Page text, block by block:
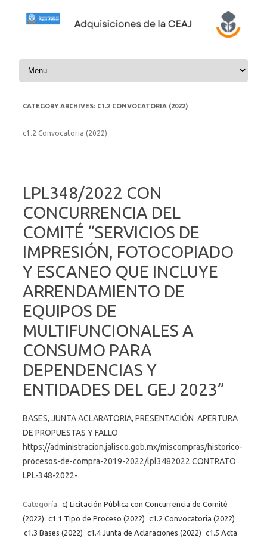
Skip to content
CATEGORY ARCHIVES: C1.2 CONVOCATORIA (2022)
c1.2 Convocatoria (2022)
LPL348/2022 CON
CONCURRENCIA DEL
COMITÉ “SERVICIOS DE
IMPRESIÓN, FOTOCOPIADO
Y ESCANEO QUE INCLUYE
ARRENDAMIENTO DE
EQUIPOS DE
MULTIFUNCIONALES A
CONSUMO PARA
DEPENDENCIAS Y
ENTIDADES DEL GEJ 2023”
BASES, JUNTA ACLARATORIA, PRESENTACIÓN APERTURA
DE PROPUESTAS Y FALLO
https://administracion.jalisco.gob.mx/miscompras/historico-
procesos-de-compra-2019-2022/lpl3482022 CONTRATO
LPL-348-2022-
Categoría: c) Licitación Pública con Concurrencia de Comité
(2022) c1.1 Tipo de Proceso (2022) c1.2 Convocatoria (2022)
c1.3 Bases (2022) c1.4 Junta de Aclaraciones (2022) c1.5 Acta